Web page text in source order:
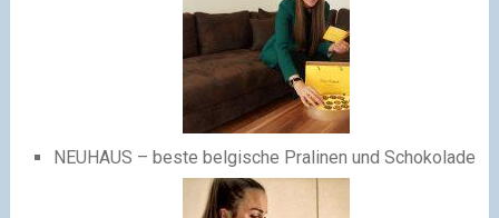
NEUHAUS – beste belgische Pralinen und Schokolade